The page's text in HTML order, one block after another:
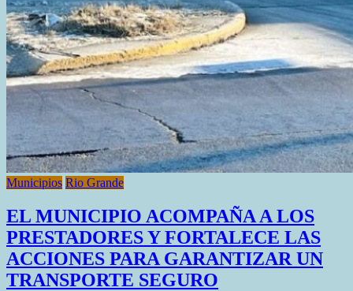
Municipios Rio Grande
EL MUNICIPIO ACOMPAÑA A LOS
PRESTADORES Y FORTALECE LAS
ACCIONES PARA GARANTIZAR UN
TRANSPORTE SEGURO